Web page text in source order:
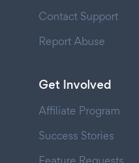
Contact Support
Report Abuse
Get Involved
Affiliate Program
Success Stories